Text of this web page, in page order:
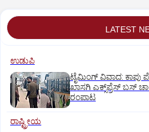
LATEST
ಉಡುಪಿ
ಟೈಮಿಂಗ್‌ ವಿವಾದ: ಕಾಪು
ಖಾಸಗಿ ಎಕ್ಸ್‌ಪ್ರೆಸ್ ಬಸ್‌
ರಂಪಾಟ
ರಾಷ್ಟ್ರೀಯ